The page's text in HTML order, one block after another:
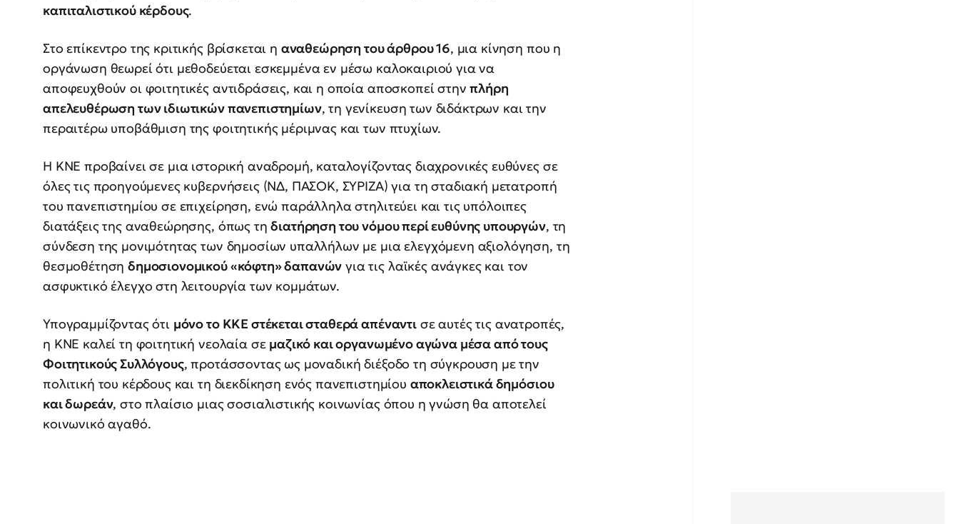
καπιταλιστικού κέρδους.
Στο επίκεντρο της κριτικής βρίσκεται η αναθεώρηση του άρθρου 16, μια κίνηση που η
οργάνωση θεωρεί ότι μεθοδεύεται εσκεμμένα εν μέσω καλοκαιριού για να
αποφευχθούν οι φοιτητικές αντιδράσεις, και η οποία αποσκοπεί στηνπλήρη
απελευθέρωση των ιδιωτικών πανεπιστημίων, τη γενίκευση των διδάκτρων και την
περαιτέρω υποβάθμιση της φοιτητικής μέριμνας και των πτυχίων.
Η ΚΝΕ προβαίνει σε μια ιστορική αναδρομή, καταλογίζοντας διαχρονικές ευθύνες σε
όλες τις προηγούμενες κυβερνήσεις (ΝΔ, ΠΑΣΟΚ, ΣΥΡΙΖΑ) για τη σταδιακή μετατροπή
του πανεπιστημίου σε επιχείρηση, ενώ παράλληλα στηλιτεύει και τις υπόλοιπες
διατάξεις της αναθεώρησης, όπως τηδιατήρηση του νόμου περί ευθύνης υπουργών, τη
σύνδεση της μονιμότητας των δημοσίων υπαλλήλων με μια ελεγχόμενη αξιολόγηση, τη
θεσμοθέτησηδημοσιονομικού «κόφτη» δαπανών για τις λαϊκές ανάγκες και τον
ασφυκτικό έλεγχο στη λειτουργία των κομμάτων.
Υπογραμμίζοντας ότι μόνο το ΚΚΕ στέκεται σταθερά απέναντισε αυτές τις ανατροπές,
η ΚΝΕ καλεί τη φοιτητική νεολαία σε μαζικό και οργανωμένο αγώνα μέσα από τους
Φοιτητικούς Συλλόγους, προτάσσοντας ως μοναδική διέξοδο τη σύγκρουση με την
πολιτική του κέρδους και τη διεκδίκηση ενός πανεπιστημίου αποκλειστικά δημόσιου
και δωρεάν, στο πλαίσιο μιας σοσιαλιστικής κοινωνίας όπου η γνώση θα αποτελεί
κοινωνικό αγαθό.